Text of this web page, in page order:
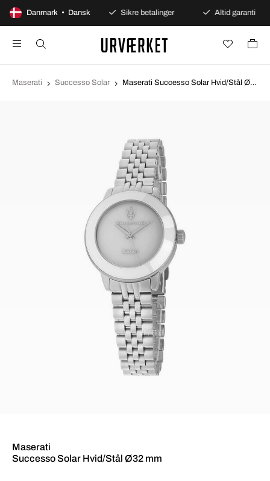
Danmark • Dansk
100 dages åbent køb Sikre betalinger Altid garanti
Maserati Successo Solar Maserati Successo Solar Hvid/Stål Ø32 mm R8853145512
Maserati
Successo Solar Hvid/Stål Ø32 mm